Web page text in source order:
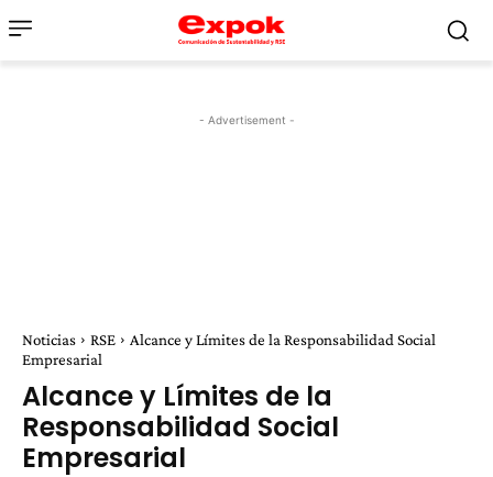
- Advertisement -
Noticias RSE
Alcance y Límites de la Responsabilidad Social
Empresarial
Alcance y Límites de la
Responsabilidad Social
Empresarial